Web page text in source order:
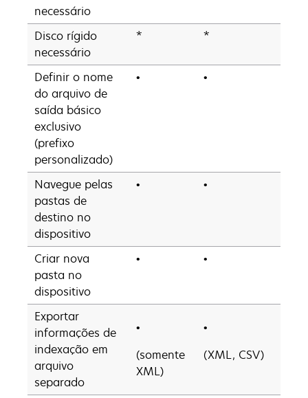
necessário
Disco rígido
necessário
* *
Definir o nome
do arquivo de
saída básico
exclusivo
(prefixo
personalizado)
• •
Navegue pelas
pastas de
destino no
dispositivo
• •
Criar nova
pasta no
dispositivo
• •
Exportar
informações de
indexação em
arquivo
separado
•
(somente
XML)
•
(XML, CSV)